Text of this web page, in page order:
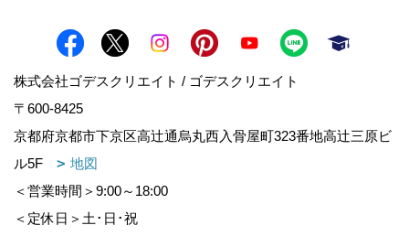
株式会社ゴデスクリエイト / ゴデスクリエイト
〒600-8425
京都府京都市下京区高辻通烏丸西入骨屋町323番地高辻三原ビ
ル5F
地図
＜営業時間＞9:00～18:00
＜定休日＞土･日･祝